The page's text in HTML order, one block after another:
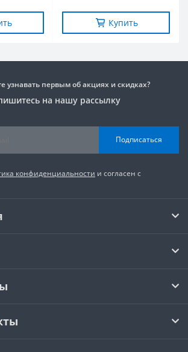
Купить
узнавать первым об акциях и скидках?
на нашу рассылку
Подписаться
конфиденциальности и согласен с